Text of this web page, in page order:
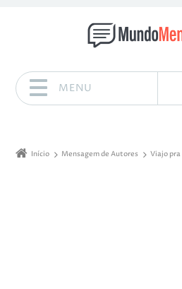
MENU
Início Mensagem de Autores Viajo